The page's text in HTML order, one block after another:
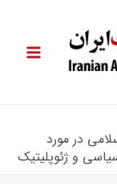
در مورد
و ژئوپلیتیک